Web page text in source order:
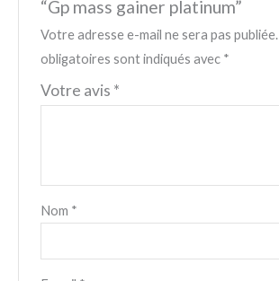
“Gp mass gainer platinum”
Votre adresse e-mail ne sera pas publiée.
obligatoires sont indiqués avec *
Votre avis *
Nom *